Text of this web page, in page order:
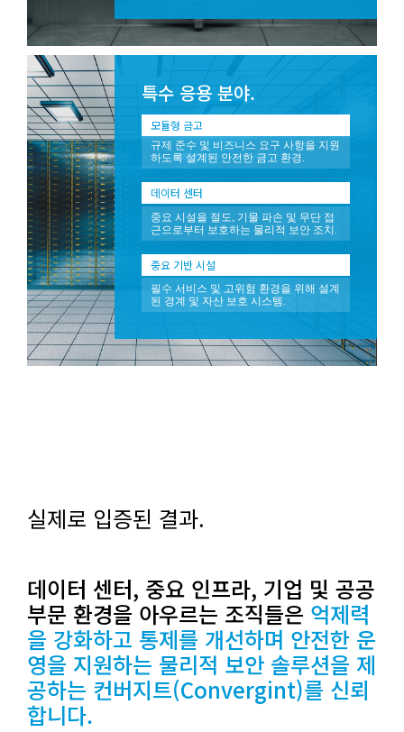
특수 응용 분야.
모듈형 금고
규제 준수 및 비즈니스 요구 사항을 지원
하도록 설계된 안전한 금고 환경.
데이터 센터
중요 시설을 절도, 기물 파손 및 무단 접
근으로부터 보호하는 물리적 보안 조치.
중요 기반 시설
필수 서비스 및 고위험 환경을 위해 설계
된 경계 및 자산 보호 시스템.
실제로 입증된 결과.
데이터 센터, 중요 인프라, 기업 및 공공
부문 환경을 아우르는 조직들은 억제력
을 강화하고 통제를 개선하며 안전한 운
영을 지원하는 물리적 보안 솔루션을 제
공하는 컨버지트(Convergint)를 신뢰
합니다.